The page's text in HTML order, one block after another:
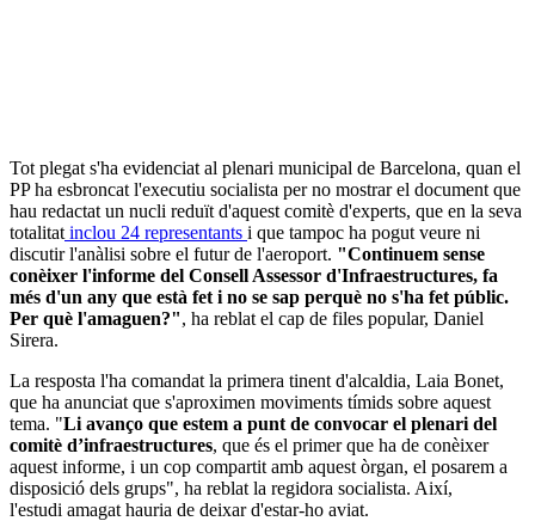
Tot plegat s'ha evidenciat al plenari municipal de Barcelona, quan el
PP ha esbroncat l'executiu socialista per no mostrar el document que
hau redactat un nucli reduït d'aquest comitè d'experts, que en la seva
totalitat inclou 24 representants i que tampoc ha pogut veure ni
discutir l'anàlisi sobre el futur de l'aeroport. "Continuem sense
conèixer l'informe del Consell Assessor d'Infraestructures, fa
més d'un any que està fet i no se sap perquè no s'ha fet públic.
Per què l'amaguen?", ha reblat el cap de files popular, Daniel
Sirera.
La resposta l'ha comandat la primera tinent d'alcaldia, Laia Bonet,
que ha anunciat que s'aproximen moviments tímids sobre aquest
tema. "Li avanço que estem a punt de convocar el plenari del
comitè d’infraestructures, que és el primer que ha de conèixer
aquest informe, i un cop compartit amb aquest òrgan, el posarem a
disposició dels grups", ha reblat la regidora socialista. Així,
l'estudi amagat hauria de deixar d'estar-ho aviat.